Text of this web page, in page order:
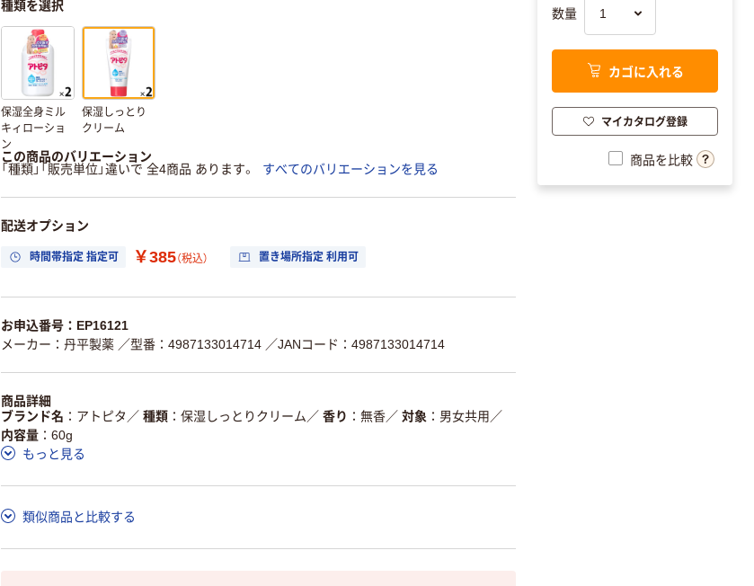
種類を選択
保湿全身ミル
キィローショ
ン
保湿しっとり
クリーム
この商品のバリエーション
「種類」「販売単位」違いで 全4商品 あります。
すべてのバリエーションを見る
配送オプション
時間帯指定 指定可 ￥385（税込） 置き場所指定 利用可
お申込番号：EP16121
メーカー：丹平製薬 ／型番：4987133014714 ／JANコード：4987133014714
商品詳細
ブランド名
アトピタ ／ 種類 保湿しっとりクリーム ／ 香り 無香／ 対象 男女共用 ／
内容量
60g
もっと見る
類似商品と比較する
数量
カゴに入れる
マイカタログ登録
商品を比較